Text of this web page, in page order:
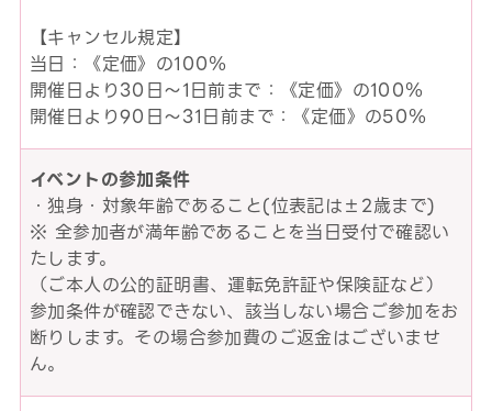
【キャンセル規定】
当日：《定価》の100％
開催日より30日～1日前まで：《定価》の100％
開催日より90日～31日前まで：《定価》の50％
イベントの参加条件
・独身・対象年齢であること(位表記は±2歳まで)
※ 全参加者が満年齢であることを当日受付で確認い
たします。
（ご本人の公的証明書、運転免許証や保険証など）
参加条件が確認できない、該当しない場合ご参加をお
断りします。その場合参加費のご返金はございませ
ん。